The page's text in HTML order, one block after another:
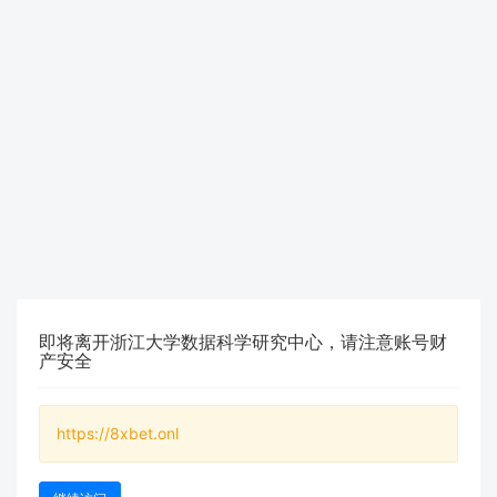
即将离开浙江大学数据科学研究中心，请注意账号财
产安全
https://8xbet.onl